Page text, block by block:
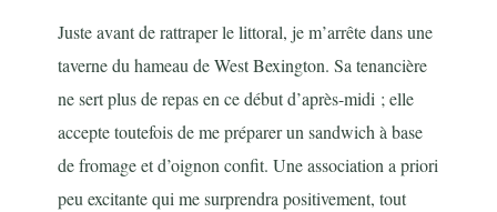
Juste avant de rattraper le littoral, je m’arrête dans une
taverne du hameau de West Bexington. Sa tenancière
ne sert plus de repas en ce début d’après-midi ; elle
accepte toutefois de me préparer un sandwich à base
de fromage et d’oignon confit. Une association a priori
peu excitante qui me surprendra positivement, tout